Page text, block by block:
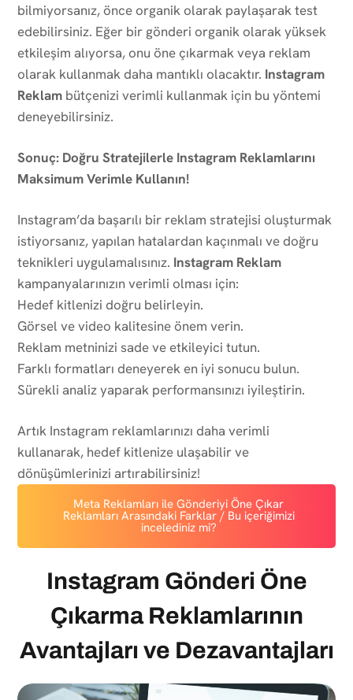
bilmiyorsanız, önce organik olarak paylaşarak test
edebilirsiniz. Eğer bir gönderi organik olarak yüksek
etkileşim alıyorsa, onu öne çıkarmak veya reklam
olarak kullanmak daha mantıklı olacaktır. Instagram
Reklam bütçenizi verimli kullanmak için bu yöntemi
deneyebilirsiniz.
Sonuç: Doğru Stratejilerle Instagram Reklamlarını
Maksimum Verimle Kullanın!
Instagram’da başarılı bir reklam stratejisi oluşturmak
istiyorsanız, yapılan hatalardan kaçınmalı ve doğru
teknikleri uygulamalısınız. Instagram Reklam
kampanyalarınızın verimli olması için:
Hedef kitlenizi doğru belirleyin.
Görsel ve video kalitesine önem verin.
Reklam metninizi sade ve etkileyici tutun.
Farklı formatları deneyerek en iyi sonucu bulun.
Sürekli analiz yaparak performansınızı iyileştirin.
Artık Instagram reklamlarınızı daha verimli
kullanarak, hedef kitlenize ulaşabilir ve
dönüşümlerinizi artırabilirsiniz!
Meta Reklamları ile Gönderiyi Öne Çıkar
Reklamları Arasındaki Farklar / Bu içeriğimizi
incelediniz mi?
Instagram Gönderi Öne
Çıkarma Reklamlarının
Avantajları ve Dezavantajları